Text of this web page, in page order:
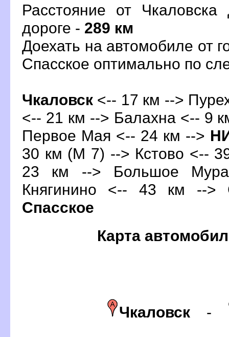
Расстояние от
дороге - 289 км
Доехать на автомобиле от
Спасское оптимально по
Чкаловск <-- 17 км -->
<-- 21 км --> Балахна <-- 9
Первое Мая <-- 24 км -->
30 км (М 7) --> Кстово <--
23 км --> Большое
Княгинино <-- 43 км --
Спасское
Карта
Чкаловск -